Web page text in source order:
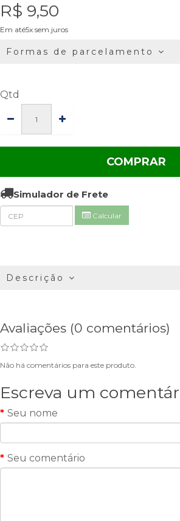
R$ 9,50
Em até5x sem juros
Formas de parcelamento
Qtd
COMPRAR
Simulador de Frete
Calcular
Descrição
Avaliações (0 comentários)
Não há comentários para este produto.
Escreva um
Seu nome
Seu comentário